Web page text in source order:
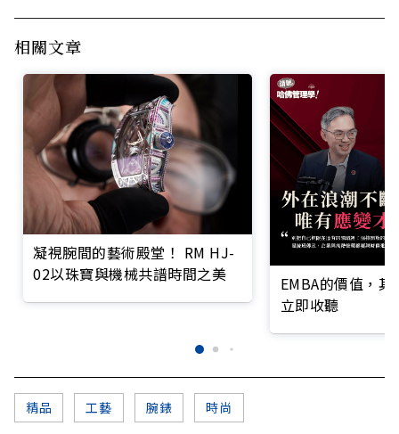
相關文章
凝視腕間的藝術殿堂！ RM HJ-
02以珠寶與機械共譜時間之美
EMBA的價值，
立即收聽
精品 工藝 腕錶 時尚